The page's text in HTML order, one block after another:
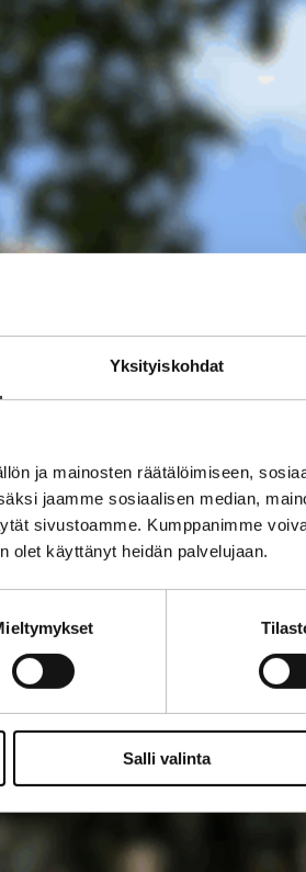
Yksityiskohdat
ja mainosten räätälöimiseen,
jaamme sosiaalisen median,
sivustoamme. Kumppanimme
olet käyttänyt heidän palvelujaan.
Salli valinta